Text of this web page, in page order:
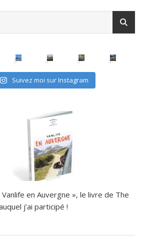
Suivez moi sur Instagram
en Auvergne », le livre de The
j’ai participé !